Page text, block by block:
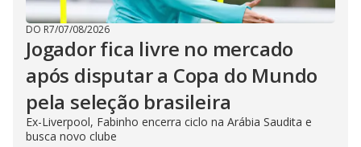
DO R7/07/08/2026
Jogador fica livre no mercado
após disputar a Copa do Mundo
pela seleção brasileira
Ex-Liverpool, Fabinho encerra ciclo na Arábia Saudita e
busca novo clube